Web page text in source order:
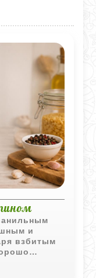
и
взбитым
с